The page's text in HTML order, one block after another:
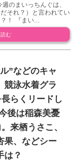
のまいっちんぐは、
それ？）と言われてい
！ 『まい...
む
”などのキャ
競泳水着グラ
らくリードし
後は稲森美憂
来栖うさこ、
果、などシー
は？